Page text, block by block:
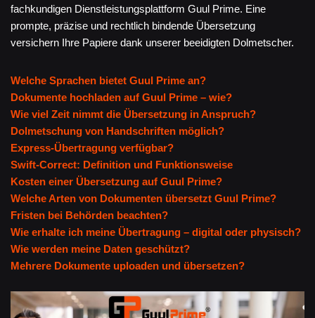
fachkundigen Dienstleistungsplattform Guul Prime. Eine
prompte, präzise und rechtlich bindende Übersetzung
versichern Ihre Papiere dank unserer beeidigten Dolmetscher.
Welche Sprachen bietet Guul Prime an?
Dokumente hochladen auf Guul Prime – wie?
Wie viel Zeit nimmt die Übersetzung in Anspruch?
Dolmetschung von Handschriften möglich?
Express-Übertragung verfügbar?
Swift-Correct: Definition und Funktionsweise
Kosten einer Übersetzung auf Guul Prime?
Welche Arten von Dokumenten übersetzt Guul Prime?
Fristen bei Behörden beachten?
Wie erhalte ich meine Übertragung – digital oder physisch?
Wie werden meine Daten geschützt?
Mehrere Dokumente uploaden und übersetzen?